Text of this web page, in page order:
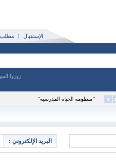
الإستقبال مطلب
زوروا
"منظومة الحياة المدرسية"
البريد الإلكتروني :